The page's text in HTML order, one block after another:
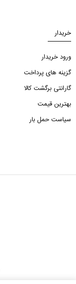
خریدار
ورود خریدار
گزینه های پرداخت
گارانتی برگشت کالا
بهترین قیمت
سیاست حمل بار